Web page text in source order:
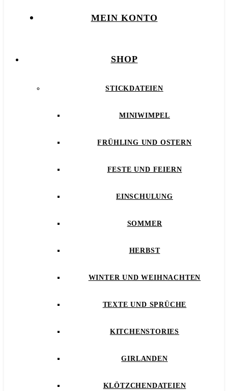
MEIN KONTO
SHOP
STICKDATEIEN
MINIWIMPEL
FRÜHLING UND OSTERN
FESTE UND FEIERN
EINSCHULUNG
SOMMER
HERBST
WINTER UND WEIHNACHTEN
TEXTE UND SPRÜCHE
KITCHENSTORIES
GIRLANDEN
KLÖTZCHENDATEIEN